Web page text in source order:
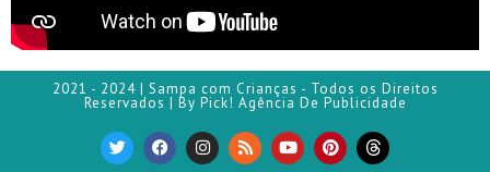
2021 - 2024 | Sampa com Crianças - Todos os Direitos
Reservados | By Pick! Agência De Publicidade